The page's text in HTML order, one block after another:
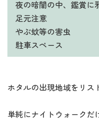
夜の暗闇の中、鑑賞に
足元注意
やぶ蚊等の害虫
駐車スペース
ホタルの出現地域をリス
単純にナイトウォークだ